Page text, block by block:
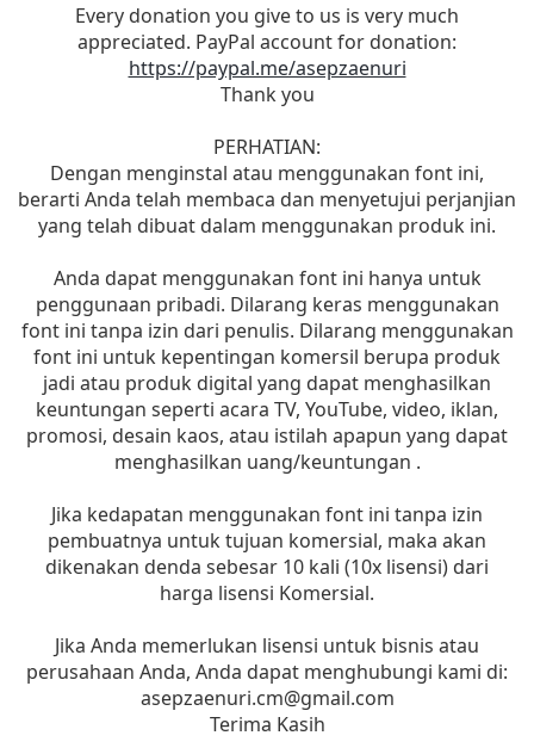
Every donation you give to us is very much
appreciated. PayPal account for donation:
https://paypal.me/asepzaenuri
Thank you
PERHATIAN:
Dengan menginstal atau menggunakan font ini,
berarti Anda telah membaca dan menyetujui perjanjian
yang telah dibuat dalam menggunakan produk ini.
Anda dapat menggunakan font ini hanya untuk
penggunaan pribadi. Dilarang keras menggunakan
font ini tanpa izin dari penulis. Dilarang menggunakan
font ini untuk kepentingan komersil berupa produk
jadi atau produk digital yang dapat menghasilkan
keuntungan seperti acara TV, YouTube, video, iklan,
promosi, desain kaos, atau istilah apapun yang dapat
menghasilkan uang/keuntungan .
Jika kedapatan menggunakan font ini tanpa izin
pembuatnya untuk tujuan komersial, maka akan
dikenakan denda sebesar 10 kali (10x lisensi) dari
harga lisensi Komersial.
Jika Anda memerlukan lisensi untuk bisnis atau
perusahaan Anda, Anda dapat menghubungi kami di:
asepzaenuri.cm@gmail.com
Terima Kasih